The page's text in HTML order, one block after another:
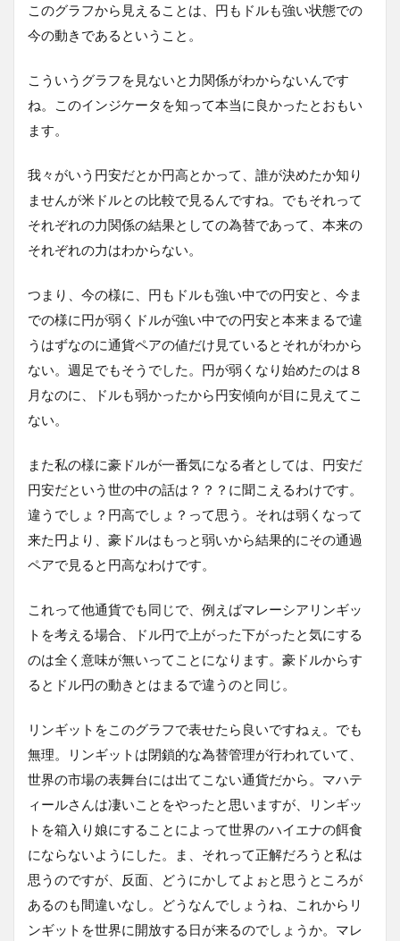
このグラフから見えることは、円もドルも強い状態での
今の動きであるということ。
こういうグラフを見ないと力関係がわからないんです
ね。このインジケータを知って本当に良かったとおもい
ます。
我々がいう円安だとか円高とかって、誰が決めたか知り
ませんが米ドルとの比較で見るんですね。でもそれって
それぞれの力関係の結果としての為替であって、本来の
それぞれの力はわからない。
つまり、今の様に、円もドルも強い中での円安と、今ま
での様に円が弱くドルが強い中での円安と本来まるで違
うはずなのに通貨ペアの値だけ見ているとそれがわから
ない。週足でもそうでした。円が弱くなり始めたのは８
月なのに、ドルも弱かったから円安傾向が目に見えてこ
ない。
また私の様に豪ドルが一番気になる者としては、円安だ
円安だという世の中の話は？？？に聞こえるわけです。
違うでしょ？円高でしょ？って思う。それは弱くなって
来た円より、豪ドルはもっと弱いから結果的にその通過
ペアで見ると円高なわけです。
これって他通貨でも同じで、例えばマレーシアリンギッ
トを考える場合、ドル円で上がった下がったと気にする
のは全く意味が無いってことになります。豪ドルからす
るとドル円の動きとはまるで違うのと同じ。
リンギットをこのグラフで表せたら良いですねぇ。でも
無理。リンギットは閉鎖的な為替管理が行われていて、
世界の市場の表舞台には出てこない通貨だから。マハテ
ィールさんは凄いことをやったと思いますが、リンギッ
トを箱入り娘にすることによって世界のハイエナの餌食
にならないようにした。ま、それって正解だろうと私は
思うのですが、反面、どうにかしてよぉと思うところが
あるのも間違いなし。どうなんでしょうね、これからリ
ンギットを世界に開放する日が来るのでしょうか。マレ